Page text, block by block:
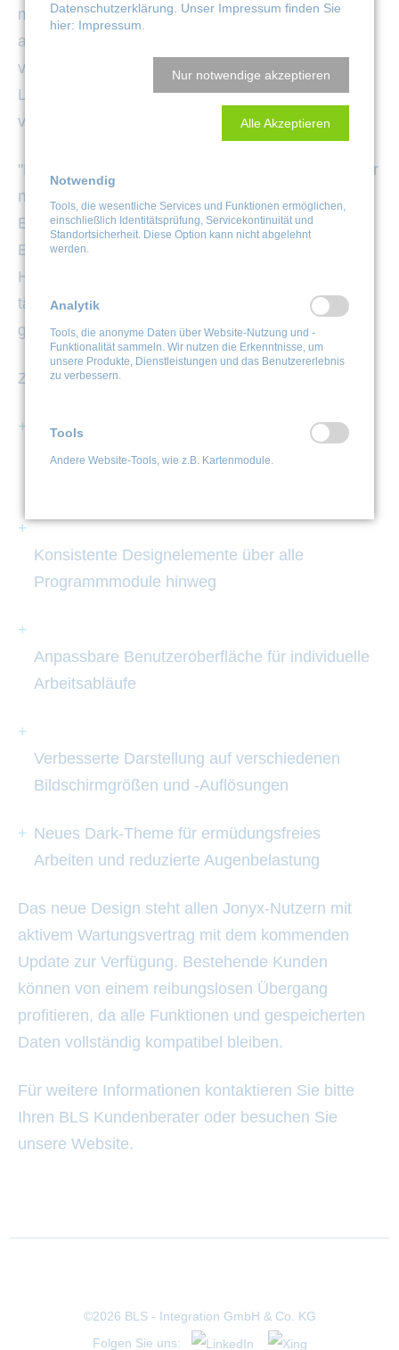
modernster Technologien. Durch die Angleichung
an das Windows 11-Design profitieren Anwender
von einer vertrauten Umgebung, was die
Lernkurve besonders für neue Mitarbeiter deutlich
verkürzt.
"Mit dem überarbeiteten Jonyx-Interface setzen wir
neue Maßstäbe in der Benutzerfreundlichkeit von
ERP-Systemen", erklärt die Geschäftsführung von
BLS Integration. "Die moderne Optik geht Hand in
Hand mit funktionalen Verbesserungen, die den
täglichen Arbeitsablauf unserer Kunden effizienter
gestalten."
Zu den Highlights des neuen Designs gehören:
Optimierte Navigationsstruktur für schnelleren
Konsistente Designelemente über alle
Programmmodule hinweg
Anpassbare Benutzeroberfläche für individuelle
Arbeitsabläufe
Verbesserte Darstellung auf verschiedenen
Bildschirmgrößen und -Auflösungen
Neues Dark-Theme für ermüdungsfreies
Arbeiten und reduzierte Augenbelastung
Das neue Design steht allen Jonyx-Nutzern mit
aktivem Wartungsvertrag mit dem kommenden
Update zur Verfügung. Bestehende Kunden
können von einem reibungslosen Übergang
profitieren, da alle Funktionen und gespeicherten
Daten vollständig kompatibel bleiben.
Für weitere Informationen kontaktieren Sie bitte
Ihren BLS Kundenberater oder besuchen Sie
unsere Website.
©2026 BLS - Integration GmbH & Co. KG
Folgen Sie uns:
Datenschutzerklärung. Unser Impressum finden Sie
hier: Impressum.
Nur notwendige akzeptieren
Alle Akzeptieren
Notwendig
Tools, die wesentliche Services und Funktionen ermöglichen,
einschließlich Identitätsprüfung, Servicekontinuität und
Standortsicherheit. Diese Option kann nicht abgelehnt
werden.
Analytik
Tools, die anonyme Daten über Website-Nutzung und -
Funktionalität sammeln. Wir nutzen die Erkenntnisse, um
unsere Produkte, Dienstleistungen und das Benutzererlebnis
zu verbessern.
Tools
Andere Website-Tools, wie z.B. Kartenmodule.